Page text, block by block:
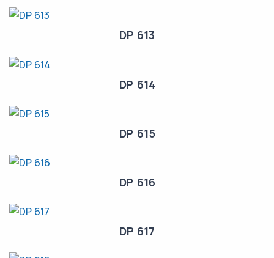
DP 613
DP 614
DP 615
DP 616
DP 617